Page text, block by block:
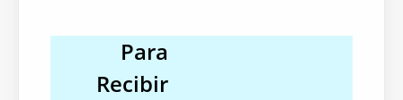
Para
Recibir